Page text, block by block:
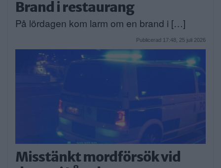
Brand i restaurang
På lördagen kom larm om en brand i […]
Publicerad 17:48, 25 juli 2026
Misstänkt mordförsök vid